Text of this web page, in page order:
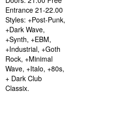
Entrance 21-22.00
Styles: +Post-Punk,
+Dark Wave,
+Synth, +EBM,
+Industrial, +Goth
Rock, +Minimal
Wave, +Italo, +80s,
+ Dark Club
Classix.